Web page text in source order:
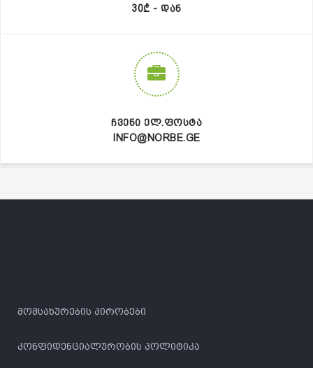
30₾ - ᲓᲐᲜ
ᲩᲕᲔᲜᲘ ᲔᲚ.ᲤᲝᲡᲢᲐ
INFO@NORBE.GE
მომსახურების პირობები
კონფიდენციალურობის პოლიტიკა